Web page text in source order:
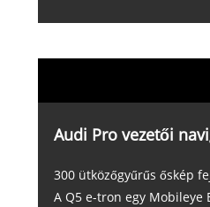
Audi Pro vezetői
300 ütközőgyűrűs őskép
A Q5 e-tron egy Mobileye